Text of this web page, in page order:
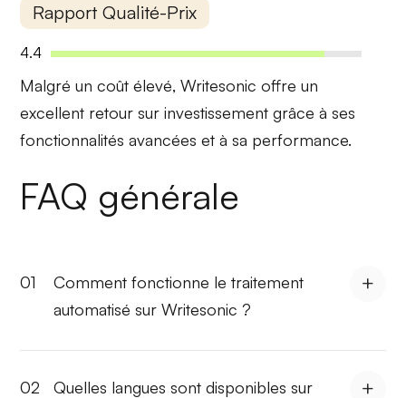
Rapport Qualité-Prix
4.4
Malgré uncoût élevé, Writesonic offre un
excellent retour sur investissement grâce à ses
fonctionnalités avancées et à sa performance.
FAQ générale
01
Comment fonctionne le traitement
automatisé sur Writesonic ?
02
Quelles langues sont disponibles sur